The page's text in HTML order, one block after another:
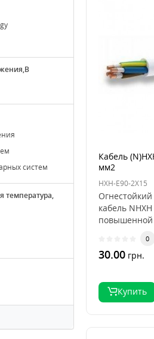
систем
температура,
Кабель
мм2
HXH-E90-2X15
кабель
повышенной
0
30.00грн.
Купить